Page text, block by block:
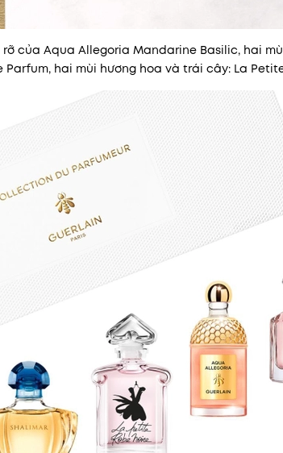
của Aqua Allegoria Mandarine Basilic, hai
Parfum, hai mùi hương hoa và trái cây: La